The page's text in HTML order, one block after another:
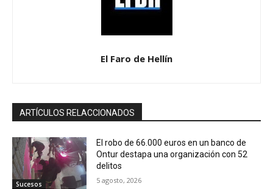
El Faro de Hellín
ARTÍCULOS RELACCIONADOS
Sucesos
El robo de 66.000 euros en un banco de
Ontur destapa una organización con 52
delitos
5 agosto, 2026